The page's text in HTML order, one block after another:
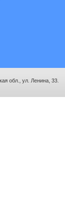
обл., ул. Ленина, 33.